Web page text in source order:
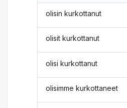
olisin kurkottanut
olisit kurkottanut
olisi kurkottanut
olisimme kurkottaneet